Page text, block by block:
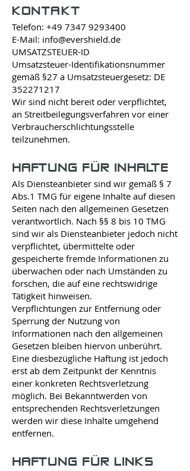
KONTAKT
Telefon: +49 7347 9293400
E-Mail: info@evershield.de
UMSATZSTEUER-ID
Umsatzsteuer-Identifikationsnummer
gemäß §27 a Umsatzsteuergesetz: DE
352271217
Wir sind nicht bereit oder verpflichtet,
an Streitbeilegungsverfahren vor einer
Verbraucherschlichtungsstelle
teilzunehmen.
HAFTUNG FÜR INHALTE
Als Diensteanbieter sind wir gemäß § 7
Abs.1 TMG für eigene Inhalte auf diesen
Seiten nach den allgemeinen Gesetzen
verantwortlich. Nach §§ 8 bis 10 TMG
sind wir als Diensteanbieter jedoch nicht
verpflichtet, übermittelte oder
gespeicherte fremde Informationen zu
überwachen oder nach Umständen zu
forschen, die auf eine rechtswidrige
Tätigkeit hinweisen.
Verpflichtungen zur Entfernung oder
Sperrung der Nutzung von
Informationen nach den allgemeinen
Gesetzen bleiben hiervon unberührt.
Eine diesbezügliche Haftung ist jedoch
erst ab dem Zeitpunkt der Kenntnis
einer konkreten Rechtsverletzung
möglich. Bei Bekanntwerden von
entsprechenden Rechtsverletzungen
werden wir diese Inhalte umgehend
entfernen.
HAFTUNG FÜR LINKS